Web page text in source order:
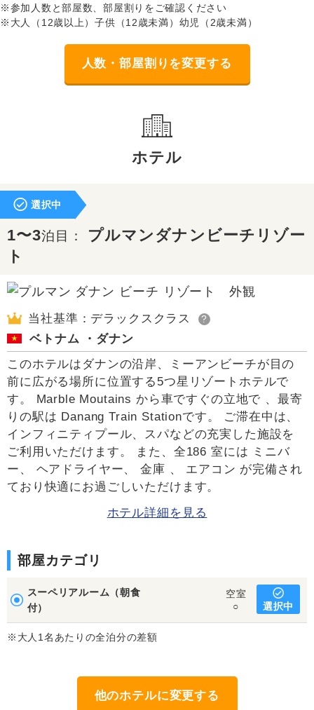
※参加人数と部屋数、部屋割りをご確認ください
※大人（12歳以上）子供（12歳未満）幼児（2歳未満）
人数・部屋割りを変更する
ホテル
選択中
1〜3泊目： プルマンダナンビーチリゾー
ト
当社基準：デラックスクラス ?
ベトナム ・ダナン
このホテルはダナンの沿岸、ミーアンビーチが目の
前に広がる場所に位置する5つ星リゾートホテルで
す。 Marble Moutains から車ですぐの立地で 、最寄
りの駅は Danang Train Stationです。 ご滞在中は、
インフィニティプール、スパなどの充実した施設を
ご利用いただけます。 また、全186 室には ミニバ
ー、 ヘアドライヤー、 金庫 、 エアコン が完備され
ており快適にお過ごしいただけます。
ホテル詳細を見る
部屋カテゴリ
スーペリアルーム（朝食
付）
空室
○
選択中
※大人1名あたりの全泊分の差額
他のホテルに変更する